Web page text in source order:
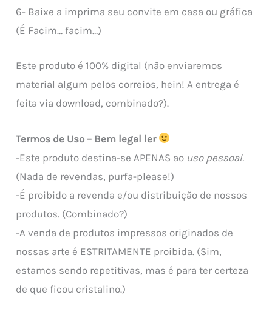
6- Baixe a imprima seu convite em casa ou gráfica
(É Facim… facim…)
Este produto é 100% digital (não enviaremos
material algum pelos correios, hein! A entrega é
feita via download, combinado?).
Termos de Uso – Bem legal ler
-Este produto destina-se APENAS ao uso pessoal.
(Nada de revendas, purfa-please!)
-É proibido a revenda e/ou distribuição de nossos
produtos. (Combinado?)
-A venda de produtos impressos originados de
nossas arte é ESTRITAMENTE proibida. (Sim,
estamos sendo repetitivas, mas é para ter certeza
de que ficou cristalino.)